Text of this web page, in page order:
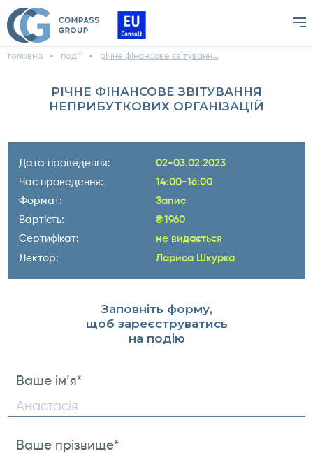
головна події річне фінансове звітуванн...
РІЧНЕ ФІНАНСОВЕ ЗВІТУВАННЯ
НЕПРИБУТКОВИХ ОРГАНІЗАЦІЙ
Дата проведення: 02-03.02.2023
Вартість: ₴1960
Час проведення: 14:00-16:00
Сертифікат: не видається
Формат: Запис
Лектор: Лариса Шкурка
Заповніть форму,
щоб зареєструватись
на подію
Ваше ім’я*
Ваше прізвище*